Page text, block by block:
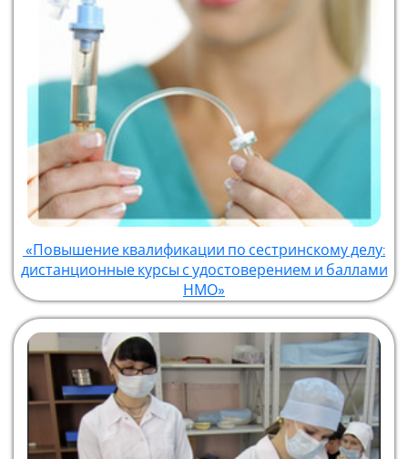
«Повышение квалификации по сестринскому делу:
дистанционные курсы с удостоверением и баллами
НМО»